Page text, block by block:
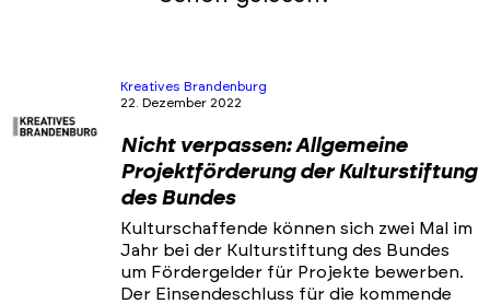
Kreatives Brandenburg
22. Dezember 2022
Nicht verpassen: Allgemeine
Projektförderung der Kulturstiftung
des Bundes
Kulturschaffende können sich zwei Mal im
Jahr bei der Kulturstiftung des Bundes
um Fördergelder für Projekte bewerben.
Der Einsendeschluss für die kommende